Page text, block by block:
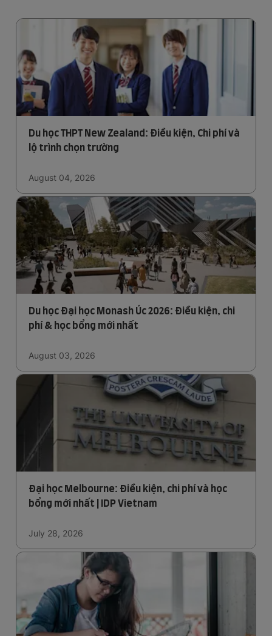
Du học THPT New Zealand: Điều kiện, Chi phí và
lộ trình chọn trường
August 04, 2026
Du học Đại học Monash Úc 2026: Điều kiện, chi
phí & học bổng mới nhất
August 03, 2026
Đại học Melbourne: Điều kiện, chi phí và học
bổng mới nhất | IDP Vietnam
July 28, 2026